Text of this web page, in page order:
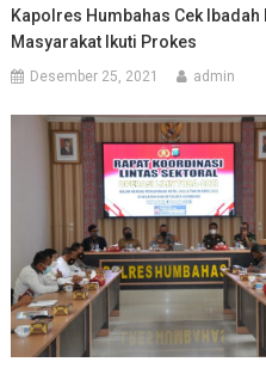
Kapolres Humbahas Cek Ibadah
Masyarakat Ikuti Prokes
Desember 25, 2021 admin